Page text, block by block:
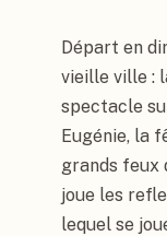
Annecy,
Départ en
vieille ville :
spectacle
Eugénie, la
grands feux
joue les
lequel se